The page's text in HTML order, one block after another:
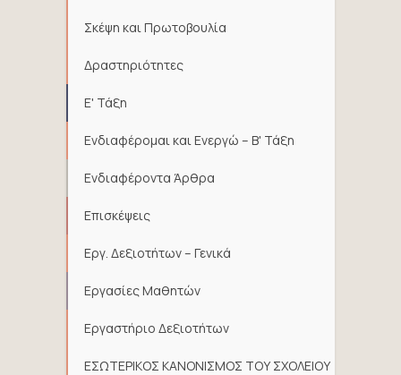
Σκέψη και Πρωτοβουλία
Δραστηριότητες
Ε' Τάξη
Ενδιαφέρομαι και Ενεργώ – Β' Τάξη
Ενδιαφέροντα Άρθρα
Επισκέψεις
Εργ. Δεξιοτήτων – Γενικά
Εργασίες Μαθητών
Εργαστήριο Δεξιοτήτων
ΕΣΩΤΕΡΙΚΟΣ ΚΑΝΟΝΙΣΜΟΣ ΤΟΥ ΣΧΟΛΕΙΟΥ